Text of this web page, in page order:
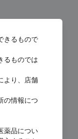
きるもので
るものでは
より、店舗
の情報につ
薬品につい